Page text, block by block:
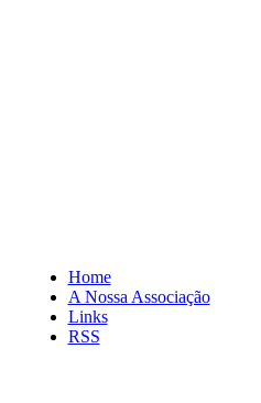
Home
A Nossa Associação
Links
RSS